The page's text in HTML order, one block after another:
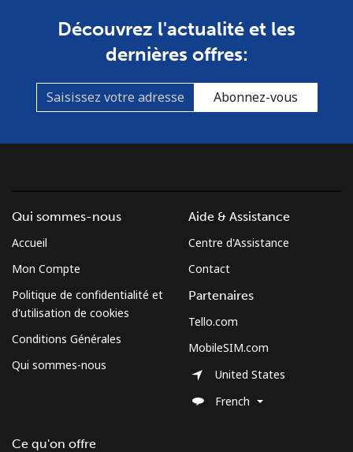
Découvrez l'actualité et les
dernières offres:
Abonnez-vous
Qui sommes-nous
Accueil
Mon Compte
Politique de confidentialité et
d'utilisation de cookies
Conditions Générales
Qui sommes-nous
Ce qu'on offre
Aide & Assistance
Centre d'Assistance
Contact
Partenaires
Tello.com
MobileSIM.com
United States
French